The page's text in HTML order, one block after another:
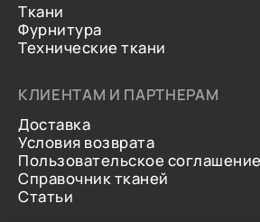
Ткани
Фурнитура
Технические ткани
КЛИЕНТАМ И ПАРТНЕРАМ
Доставка
Условия возврата
Пользовательское соглашение
Справочник тканей
Статьи